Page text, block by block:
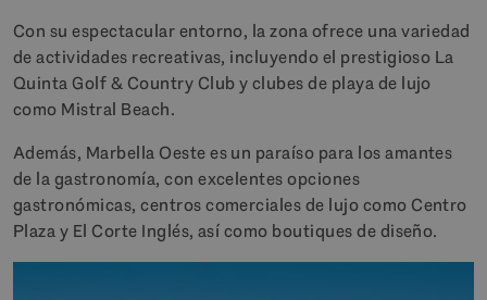
Con su espectacular entorno, la zona ofrece una variedad
de actividades recreativas, incluyendo el prestigioso La
Quinta Golf & Country Club y clubes de playa de lujo
como Mistral Beach.
Además, Marbella Oeste es un paraíso para los amantes
de la gastronomía, con excelentes opciones
gastronómicas, centros comerciales de lujo como Centro
Plaza y El Corte Inglés, así como boutiques de diseño.